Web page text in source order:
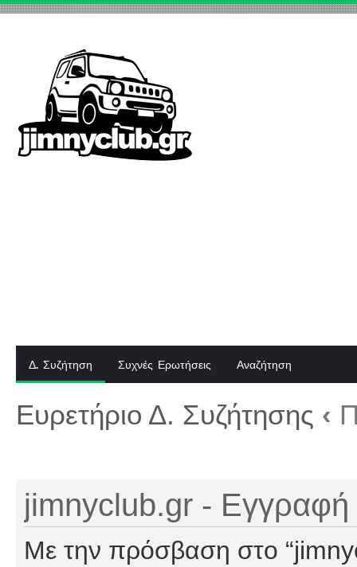
Δ. Συζήτηση Συχνές Ερωτήσεις Αναζήτηση
Ευρετήριο Δ. Συζήτησης ‹
jimnyclub.gr - Εγγραφή
Με την πρόσβαση στο